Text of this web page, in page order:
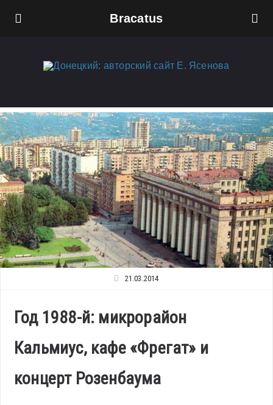
Bracatus
21.03.2014
Год 1988-й: микрорайон
Кальмиус, кафе «Фрегат» и
концерт Розенбаума